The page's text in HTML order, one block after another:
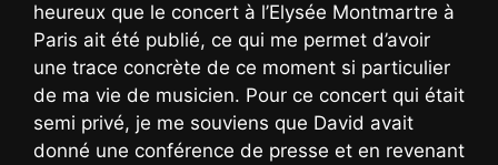
heureux que le concert à l’Elysée Montmartre à
Paris ait été publié, ce qui me permet d’avoir
une trace concrète de ce moment si particulier
de ma vie de musicien. Pour ce concert qui était
semi privé, je me souviens que David avait
donné une conférence de presse et en revenant